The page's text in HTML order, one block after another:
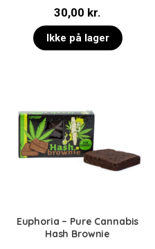
30,00 kr.
Ikke på lager
Euphoria – Pure Cannabis
Hash Brownie